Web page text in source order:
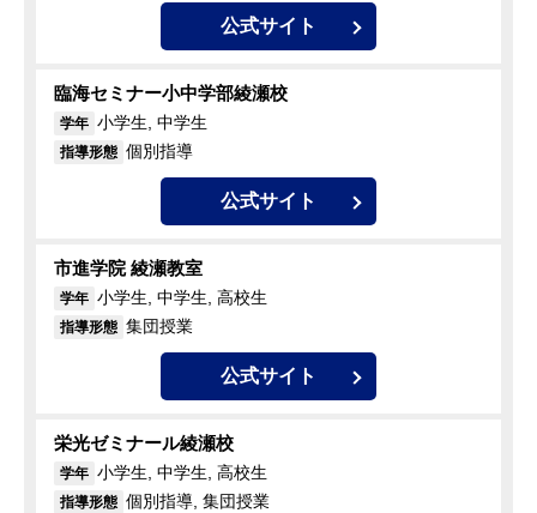
公式サイト
臨海セミナー小中学部綾瀬校
学年 小学生, 中学生
指導形態 個別指導
公式サイト
市進学院 綾瀬教室
学年 小学生, 中学生, 高校生
指導形態 集団授業
公式サイト
栄光ゼミナール綾瀬校
学年 小学生, 中学生, 高校生
指導形態 個別指導, 集団授業